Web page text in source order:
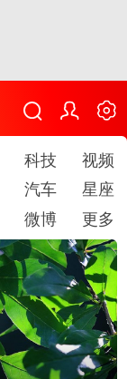
科技
视频
汽车
星座
微博 更多